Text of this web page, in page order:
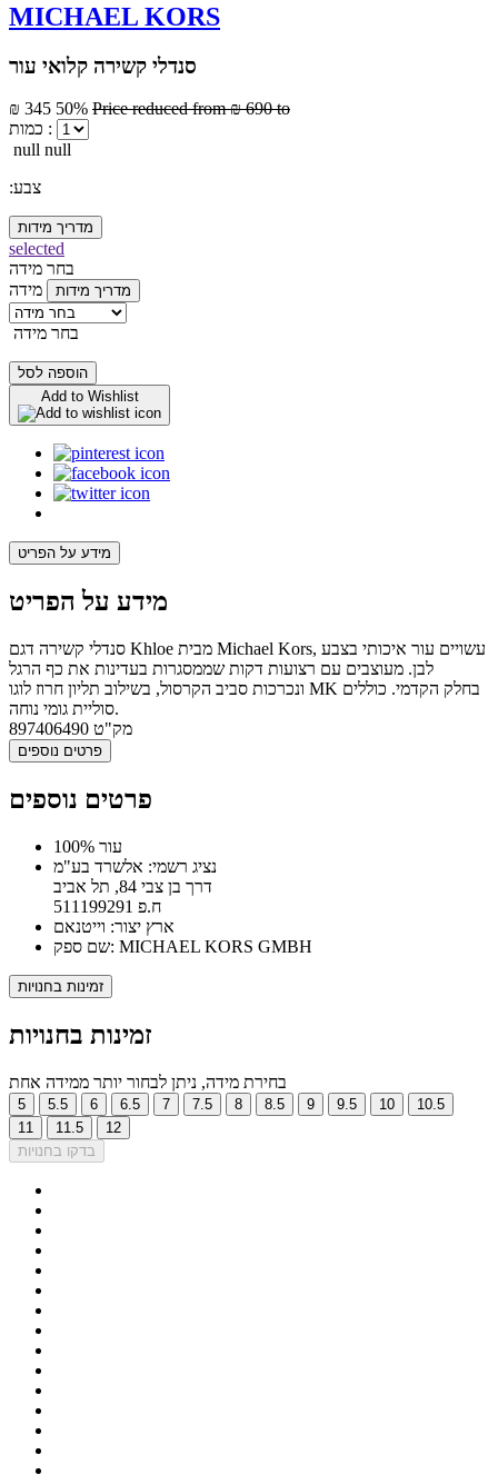
MICHAEL KORS
סנדלי קשירה קלואי עור
₪ 345 50% Price reduced from₪ 690 to
כמות :
null null
:צבע
מדריך מידות
selected
בחר מידה
מידה
מדריך מידות
בחר מידה
הוספה לסל
Add to Wishlist
מידע על הפריט
מידע על הפריט
סנדלי קשירה דגם Khloe מבית Michael Kors, עשויים עור איכותי בצבע
לבן. מעוצבים עם רצועות דקות שממסגרות בעדינות את כף הרגל
ונכרכות סביב הקרסול, בשילוב תליון חרוז לוגו MK בחלק הקדמי. כוללים
סוליית גומי נוחה.
מק"ט 897406490
פרטים נוספים
פרטים נוספים
100% עור
נציג רשמי: אלשרד בע"מ
דרך בן צבי 84, תל אביב
ח.פ 511199291
ארץ יצור: וייטנאם
שם ספק: MICHAEL KORS GMBH
זמינות בחנויות
זמינות בחנויות
בחירת מידה, ניתן לבחור יותר ממידה אחת
5 5.5 6 6.5 7 7.5 8 8.5 9 9.5 10
10.5
11
11.5
12
בדקו בחנויות